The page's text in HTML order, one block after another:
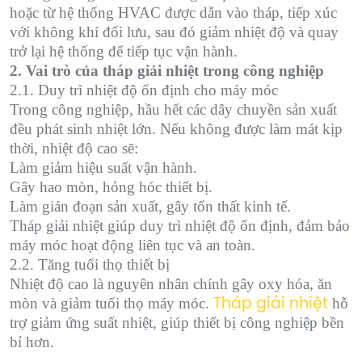
hoặc từ hệ thống HVAC được dẫn vào tháp, tiếp xúc
với không khí đối lưu, sau đó giảm nhiệt độ và quay
trở lại hệ thống để tiếp tục vận hành.
2. Vai trò của tháp giải nhiệt trong công nghiệp
2.1. Duy trì nhiệt độ ổn định cho máy móc
Trong công nghiệp, hầu hết các dây chuyền sản xuất
đều phát sinh nhiệt lớn. Nếu không được làm mát kịp
thời, nhiệt độ cao sẽ:
Làm giảm hiệu suất vận hành.
Gây hao mòn, hỏng hóc thiết bị.
Làm gián đoạn sản xuất, gây tổn thất kinh tế.
Tháp giải nhiệt giúp duy trì nhiệt độ ổn định, đảm bảo
máy móc hoạt động liên tục và an toàn.
2.2. Tăng tuổi thọ thiết bị
Nhiệt độ cao là nguyên nhân chính gây oxy hóa, ăn
mòn và giảm tuổi thọ máy móc. Tháp giải nhiệt hỗ
trợ giảm ứng suất nhiệt, giúp thiết bị công nghiệp bền
bỉ hơn.